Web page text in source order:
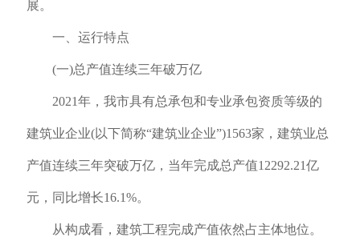
展。
一、运行特点
(一)总产值连续三年破万亿
2021年，我市具有总承包和专业承包资质等级的
建筑业企业(以下简称“建筑业企业”)1563家，建筑业总
产值连续三年突破万亿，当年完成总产值12292.21亿
元，同比增长16.1%。
从构成看，建筑工程完成产值依然占主体地位。